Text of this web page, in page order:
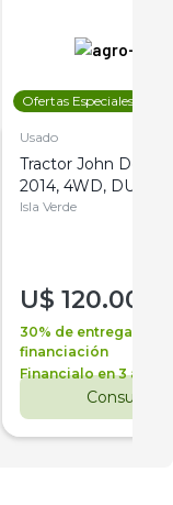
Ofertas Especiales
Usado
Tractor John Deere
2014, 4WD, DUAL
Isla Verde
U$ 120.000
30% de entrega +
financiación
Financialo en 3 años
Consultar